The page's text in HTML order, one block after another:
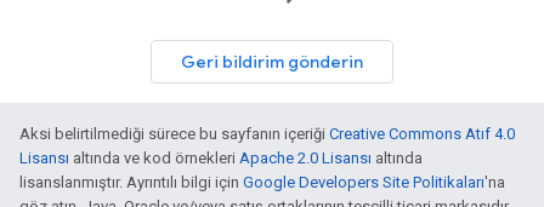
Geri bildirim gönderin
Aksi belirtilmediği sürece bu sayfanın içeriği Creative Commons Atıf 4.0
Lisansı altında ve kod örnekleri Apache 2.0 Lisansı altında
lisanslanmıştır. Ayrıntılı bilgi için Google Developers Site Politikaları'na